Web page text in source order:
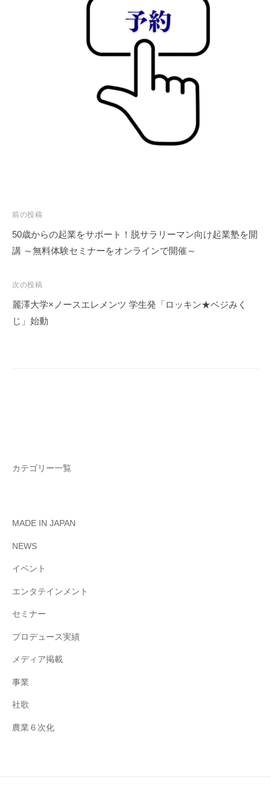
投
稿
ナ
ゲ
ー
シ
前の投稿
50歳からの起業をサポート！脱サラリーマン向け起業塾を開
講 ～無料体験セミナーをオンラインで開催～
次の投稿
麗澤大学×ノースエレメンツ 学生発「ロッキン★ベジみく
じ」始動
カテゴリー一覧
MADE IN JAPAN
NEWS
イベント
エンタテインメント
セミナー
プロデュース実績
メディア掲載
事業
社歌
農業６次化